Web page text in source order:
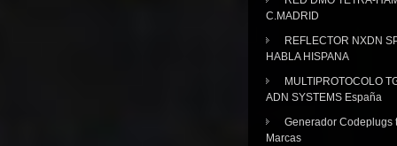
C.MADRID
REFLECTOR NXDN
HABLA HISPANA
MULTIPROTOCOLO
ADN SYSTEMS España
Generador Codeplugs
Marcas